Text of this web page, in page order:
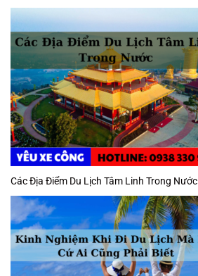
Các Địa Điểm Du Lịch Tâm Linh Trong Nước